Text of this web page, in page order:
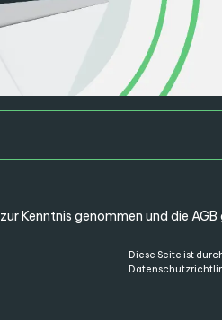
zur Kenntnis genommen und die AGB
Diese Seite ist